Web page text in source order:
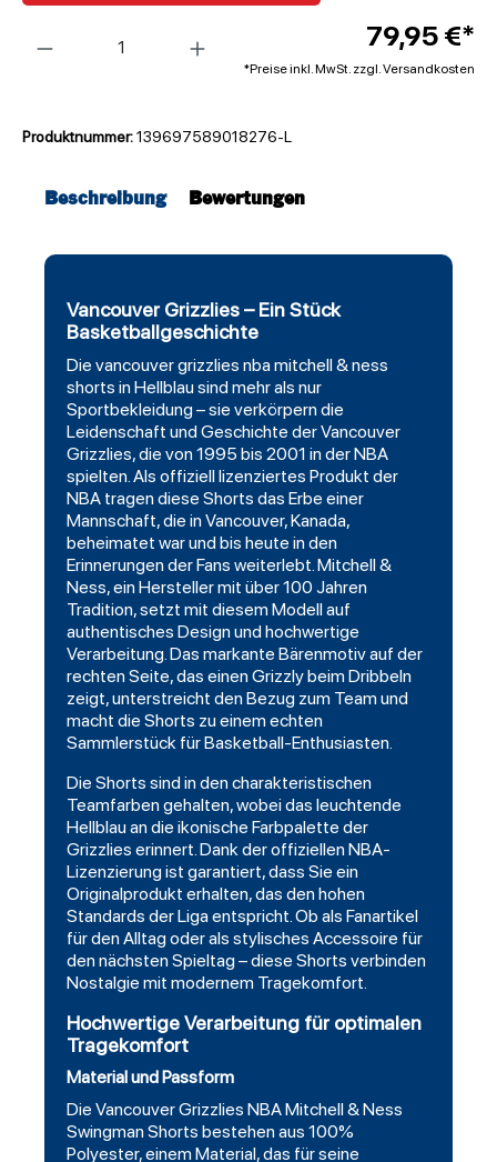
79,95 €*
*Preise inkl. MwSt. zzgl. Versandkosten
Produktnummer:139697589018276-L
Beschreibung Bewertungen
Vancouver Grizzlies – Ein Stück
Basketballgeschichte
Die vancouver grizzlies nbamitchell& ness
shorts in Hellblau sind mehr als nur
Sportbekleidung – sie verkörpern die
Leidenschaft und Geschichte der Vancouver
Grizzlies, die von 1995 bis 2001 in der NBA
spielten. Als offiziell lizenziertes Produkt der
NBA tragen diese Shorts das Erbe einer
Mannschaft, die in Vancouver, Kanada,
beheimatet war und bis heute in den
Erinnerungen der Fans weiterlebt. Mitchell &
Ness, ein Hersteller mit über 100 Jahren
Tradition, setzt mit diesem Modell auf
authentisches Design und hochwertige
Verarbeitung. Das markante Bärenmotiv auf der
rechten Seite, das einen Grizzly beim Dribbeln
zeigt, unterstreicht den Bezug zum Team und
macht die Shorts zu einem echten
Sammlerstück für Basketball-Enthusiasten.
Die Shorts sind in den charakteristischen
Teamfarben gehalten, wobei das leuchtende
Hellblau an die ikonische Farbpalette der
Grizzlies erinnert. Dank der offiziellen NBA-
Lizenzierung ist garantiert, dass Sie ein
Originalprodukt erhalten, das den hohen
Standards der Liga entspricht. Ob als Fanartikel
für den Alltag oder als stylisches Accessoire für
den nächsten Spieltag – diese Shorts verbinden
Nostalgie mit modernem Tragekomfort.
Hochwertige Verarbeitung für optimalen
Tragekomfort
Material und Passform
Die Vancouver Grizzlies NBA Mitchell & Ness
SwingmanShorts bestehen aus 100%
Polyester, einem Material, das für seine